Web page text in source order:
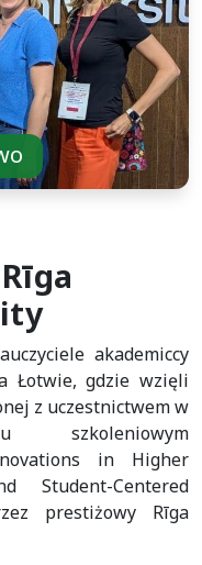
akademiccy
Łotwie, gdzie wzięli
z uczestnictwem w
szkoleniowym
in Higher
Student-Centered
prestiżowy Rīga